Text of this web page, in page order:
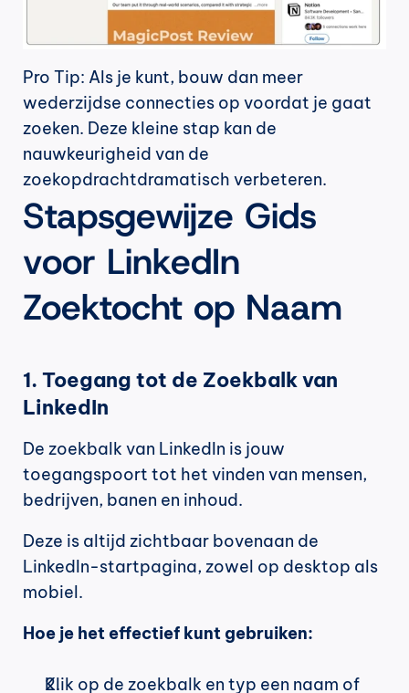
Pro Tip: Als je kunt, bouw dan meer
wederzijdse connecties op voordat je gaat
zoeken. Deze kleine stap kan de
nauwkeurigheid van de
zoekopdrachtdramatisch verbeteren.
Stapsgewijze Gids
voor LinkedIn
Zoektocht op Naam
1. Toegang tot de Zoekbalk van
LinkedIn
De zoekbalk van LinkedIn is jouw
toegangspoort tot het vinden van mensen,
bedrijven, banen en inhoud.
Deze is altijd zichtbaar bovenaan de
LinkedIn-startpagina, zowel op desktop als
mobiel.
Hoe je het effectief kunt gebruiken:
Klik op de zoekbalk en typ een naam of